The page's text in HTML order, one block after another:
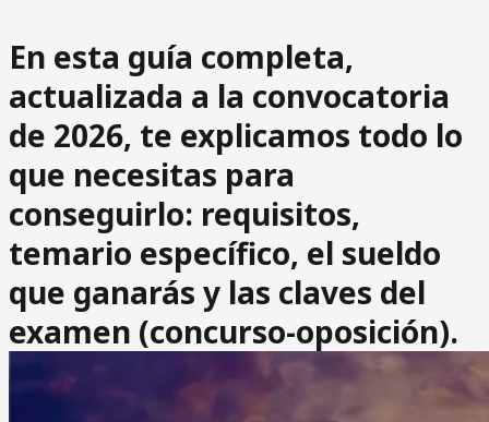
En esta guía completa,
actualizada a la convocatoria
de 2026, te explicamos todo lo
que necesitas para
conseguirlo: requisitos,
temario específico, el sueldo
que ganarás y las claves del
examen (concurso-oposición).